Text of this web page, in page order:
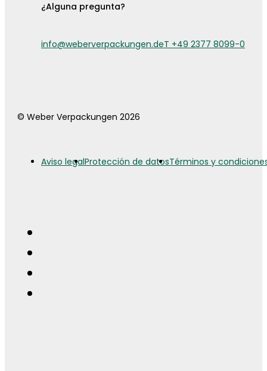
¿Alguna pregunta?
info@weberverpackungen.deT +49 2377 8099-0
© Weber Verpackungen 2026
Aviso legalProtección de datosTérminos y